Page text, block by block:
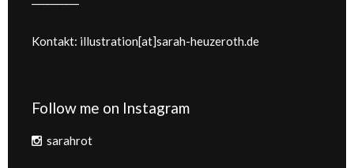
Kontakt: illustration[at]sarah-heuzeroth.de
Follow me on Instagram
sarahrot